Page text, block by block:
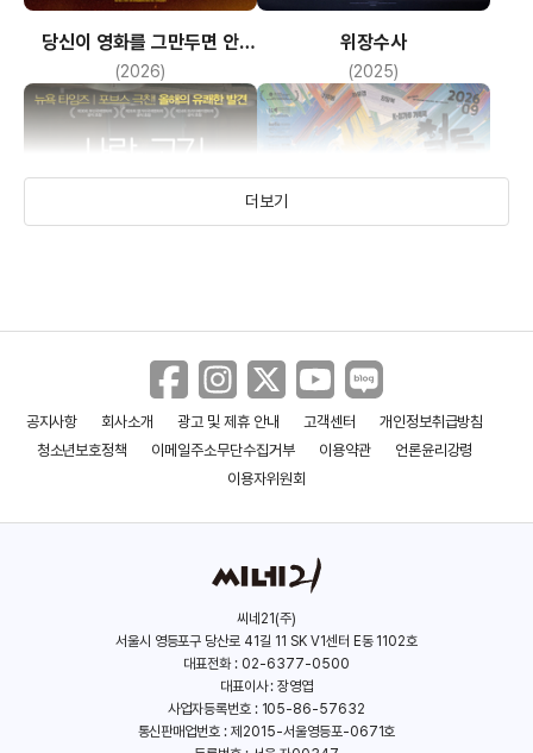
당신이 영화를 그만두면 안
되는 30가지 이유: 1막 Warm
Up 예열
(2026)
위장수사
(2025)
사람과 고기 철들 무렵
더보기
공지사항 회사소개 광고 및 제휴 안내 고객센터
개인정보취급방침
청소년보호정책
이메일주소무단수집거부 이용약관
언론윤리강령
이용자위원회
씨네21(주)
서울시 영등포구 당산로 41길 11 SK V1센터 E동 1102호
대표전화 : 02-6377-0500
대표이사 : 장영엽
사업자등록번호 : 105-86-57632
통신판매업번호 : 제2015-서울영등포-0671호